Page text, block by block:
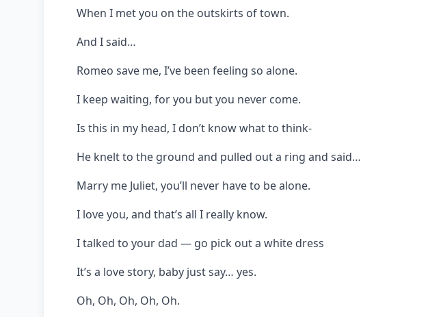
When I met you on the outskirts of town.
And I said…
Romeo save me, I’ve been feeling so alone.
I keep waiting, for you but you never come.
Is this in my head, I don’t know what to think-
He knelt to the ground and pulled out a ring and said…
Marry me Juliet, you’ll never have to be alone.
I love you, and that’s all I really know.
I talked to your dad — go pick out a white dress
It’s a love story, baby just say… yes.
Oh, Oh, Oh, Oh, Oh.